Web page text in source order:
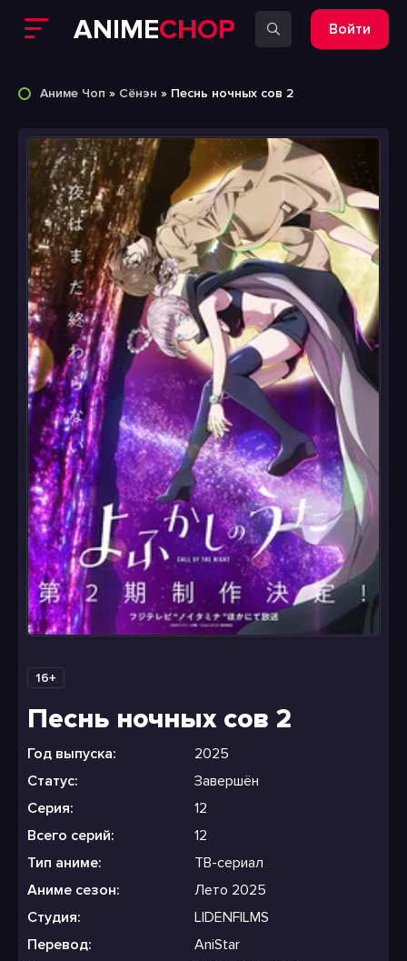
ANIMECHOP Войти
Аниме Чоп » Сёнэн » Песнь ночных сов 2
16+
Песнь ночных сов 2
Год выпуска:
2025
Статус:
Завершён
Серия:
12
Всего серий:
12
Тип аниме:
ТВ-сериал
Аниме сезон:
Лето 2025
Студия:
LIDENFILMS
Перевод:
AniStar